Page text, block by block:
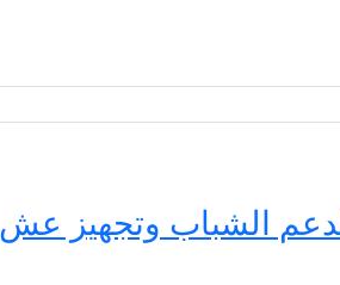
مصر لدعم الشباب وتجهيز عش